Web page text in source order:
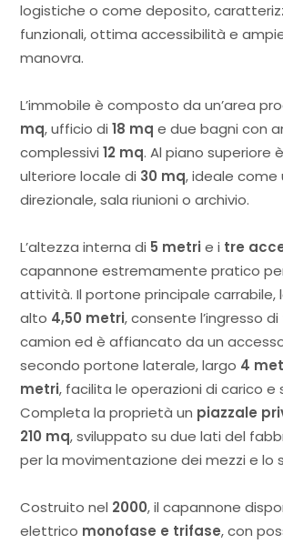
logistiche o come deposito,
funzionali, ottima accessibilità e
manovra.
L’immobile è composto da un’area
mq, ufficio di18 mq e due bagni con
complessivi12 mq. Al piano superiore
ulteriore locale di 30 mq, ideale come
direzionale, sala riunioni o archivio.
L’altezza interna di 5 metrie i tre
capannone estremamente pratico
attività. Il portone principale carrabile,
alto 4,50 metri, consente l’ingresso
camion ed è affiancato da un
secondo portone laterale, largo 4
metri, facilita le operazioni di carico e
Completa la proprietà un piazzale
210 mq, sviluppato su due lati del
per la movimentazione dei mezzi e lo
Costruito nel 2000, il capannone
elettrico monofase e trifase, con